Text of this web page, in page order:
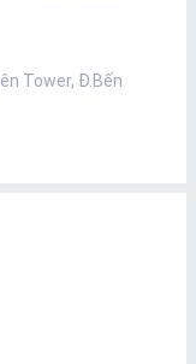
Tower, Đ.Bến